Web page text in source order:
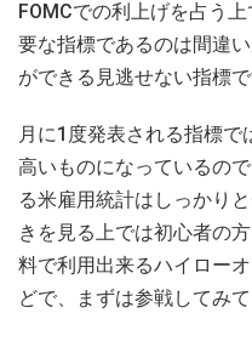
FOMCでの利上げを占う
要な指標であるのは間違
ができる見逃せない指標で
月に1度発表される指標で
高いものになっているの
る米雇用統計はしっかり
きを見る上では初心者の
料で利用出来るハイロー
どで、まずは参戦してみ